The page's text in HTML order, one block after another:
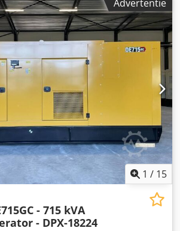
ja Watertankinhoud: 103 l Neem
DPX voor meer informatie. = Verdere
= - Accu - Bedieningspaneel - Stalen
Advertentie
1 / 15
- 715 kVA
- DPX-18224